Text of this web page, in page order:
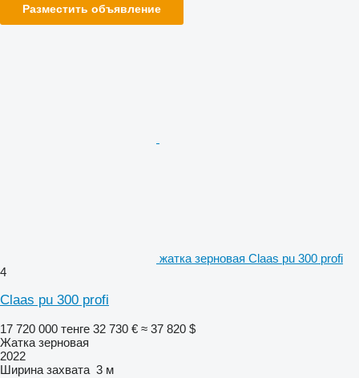
Разместить объявление
жатка зерновая Claas pu 300 profi
4
Claas pu 300 profi
17 720 000 тенге 32 730 € ≈ 37 820 $
Жатка зерновая
2022
Ширина захвата 3 м